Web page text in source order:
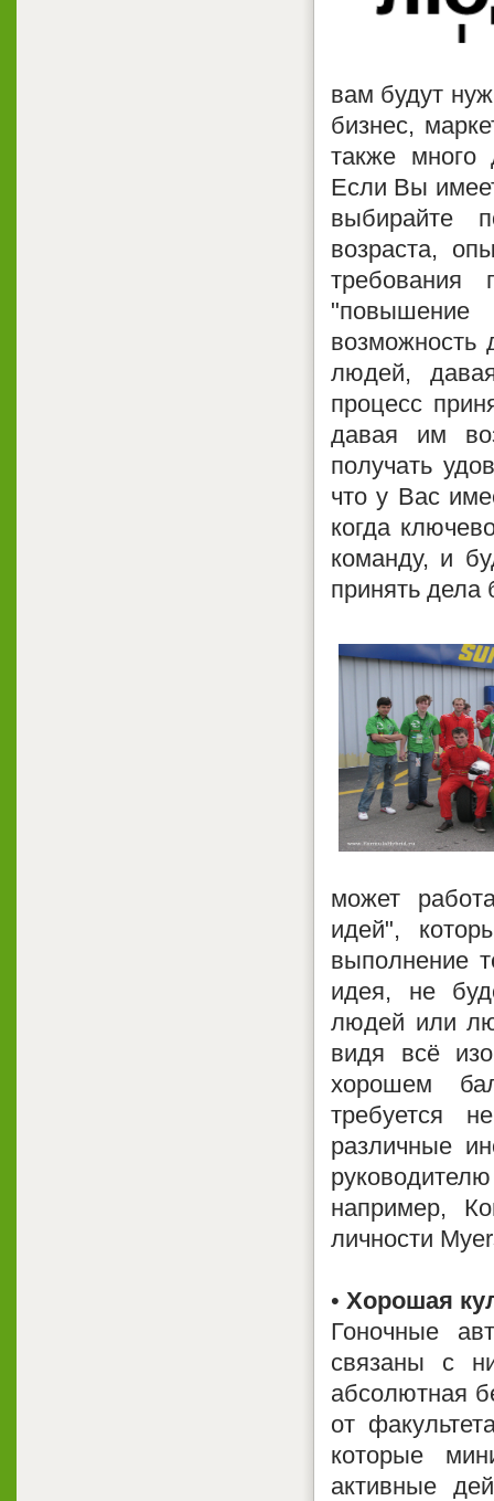
вам будут
бизнес,
также много
Если Вы
выбирайте
возраста,
требования
возможность
людей,
процесс
давая им
получать
что у Вас
когда
команду, и
принять
может
идей",
выполнение
идея, не
людей или
видя всё
хорошем
требуется
различные
например,
личности
• Хорошая
Гоночные
связаны с
абсолютная
от
которые
активные